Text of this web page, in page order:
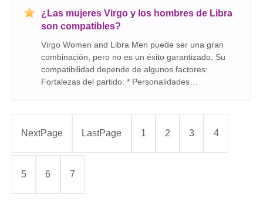
¿Las mujeres Virgo y los hombres de Libra
son compatibles?
Virgo Women and Libra Men puede ser una gran
combinación, pero no es un éxito garantizado. Su
compatibilidad depende de algunos factores:
Fortalezas del partido: * Personalidades
NextPage LastPage 1 2 3 4
5 6 7